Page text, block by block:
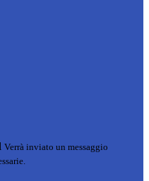
Verrà inviato un messaggio